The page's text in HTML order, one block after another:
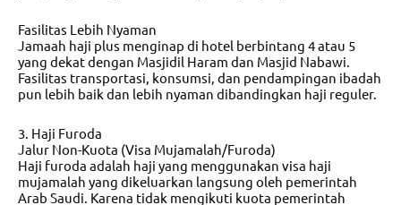
Fasilitas Lebih Nyaman
Jamaah haji plus menginap di hotel berbintang 4 atau 5
yang dekat dengan Masjidil Haram dan Masjid Nabawi.
Fasilitas transportasi, konsumsi, dan pendampingan ibadah
pun lebih baik dan lebih nyaman dibandingkan haji reguler.
3. Haji Furoda
Jalur Non-Kuota (Visa Mujamalah/Furoda)
Haji furoda adalah haji yang menggunakan visa haji
mujamalah yang dikeluarkan langsung oleh pemerintah
Arab Saudi. Karena tidak mengikuti kuota pemerintah